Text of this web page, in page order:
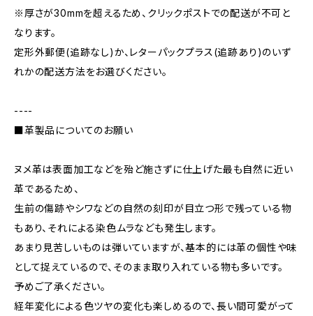
※厚さが30mmを超えるため、クリックポストでの配送が不可と
なります。
定形外郵便(追跡なし)か、レターパックプラス(追跡あり)のいず
れかの配送方法をお選びください。
----
■革製品についてのお願い
ヌメ革は表面加工などを殆ど施さずに仕上げた最も自然に近い
革であるため、
生前の傷跡やシワなどの自然の刻印が目立つ形で残っている物
もあり、それによる染色ムラなども発生します。
あまり見苦しいものは弾いていますが、基本的には革の個性や味
として捉えているので、そのまま取り入れている物も多いです。
予めご了承ください。
経年変化による色ツヤの変化も楽しめるので、長い間可愛がって